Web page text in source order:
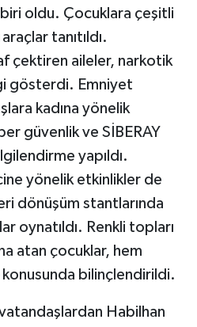
oldu. Çocuklara çeşitli
tanıtıldı.
çektiren aileler, narkotik
gösterdi. Emniyet
kadına yönelik
güvenlik ve SİBERAY
yapıldı.
yönelik etkinlikler de
dönüşüm stantlarında
oynatıldı. Renkli topları
atan çocuklar, hem
bilinçlendirildi.
vatandaşlardan Habilhan